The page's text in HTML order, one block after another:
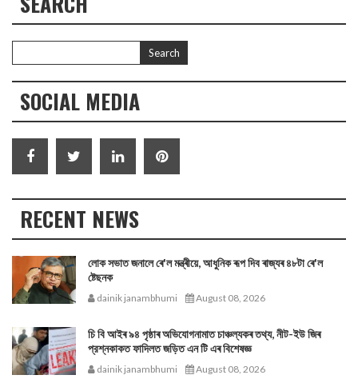
SOCIAL MEDIA
RECENT NEWS
লোক সভাত জনালে ৰে'ল মন্ত্ৰীয়ে, আধুনিক ৰূপ দিব ৰাজ্যৰ ৪৮টা ৰে'ল
ষ্টেছনক
dainik janambhumi August 08, 2026
চি বি আইৰ ৯৪ পৃষ্ঠাৰ অভিযোগনামাত চাঞ্চল্যকৰ তথ্য, নীট-ইউ জিৰ
প্রশ্নকাকত ফাদিলত জড়িত এন টি এৰ বিশেষজ্ঞ
dainik janambhumi August 08, 2026